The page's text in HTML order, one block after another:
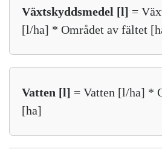
Växtskyddsmedel [l] =
[l/ha] * Området av fältet
Vatten [l] = Vatten [l/ha] *
[ha]